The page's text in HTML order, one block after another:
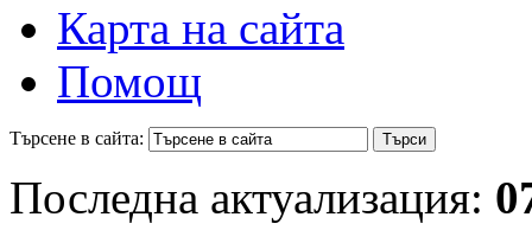
Карта на сайта
Помощ
Търсене в сайта:
Последна актуализация: